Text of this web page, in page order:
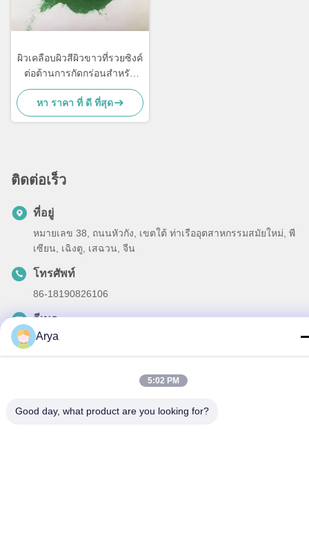
ผิวเคลือบผิวสีผิวขาวที่รวยซิงค์
ต่อต้านการกัดกร่อนสําหรับ
เฟอร์นิเจอร์โลหะ
หา ราคา ที่ ดี ที่สุด
ติดต่อเร็ว
ที่อยู่
หมายเลข 38, ถนนหัวกัง, เขตใต้ ท่าเรืออุตสาหกรรมสมัยใหม่, พี
เซียน, เฉิงตู, เสฉวน, จีน
โทรศัพท์
86-18190826106
อีเมล
esu.sales7@hsindapowdercoating.com
นโยบายความเป็นส่วนตัว| แผนผังเว็บไซต์| จีน ดี คุณภาพ การ
Arya
5:02 PM
Good day, what product are you looking for?